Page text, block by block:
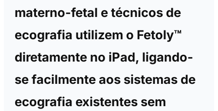
materno-fetal e técnicos de
ecografia utilizem o Fetoly™
diretamente no iPad, ligando-
se facilmente aos sistemas de
ecografia existentes sem